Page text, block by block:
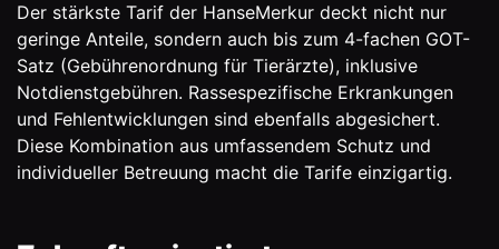
Der stärkste Tarif der HanseMerkur deckt nicht nur
geringe Anteile, sondern auch bis zum 4-fachen GOT-
Satz (Gebührenordnung für Tierärzte), inklusive
Notdienstgebühren. Rassespezifische Erkrankungen
und Fehlentwicklungen sind ebenfalls abgesichert.
Diese Kombination aus umfassendem Schutz und
individueller Betreuung macht die Tarife einzigartig.